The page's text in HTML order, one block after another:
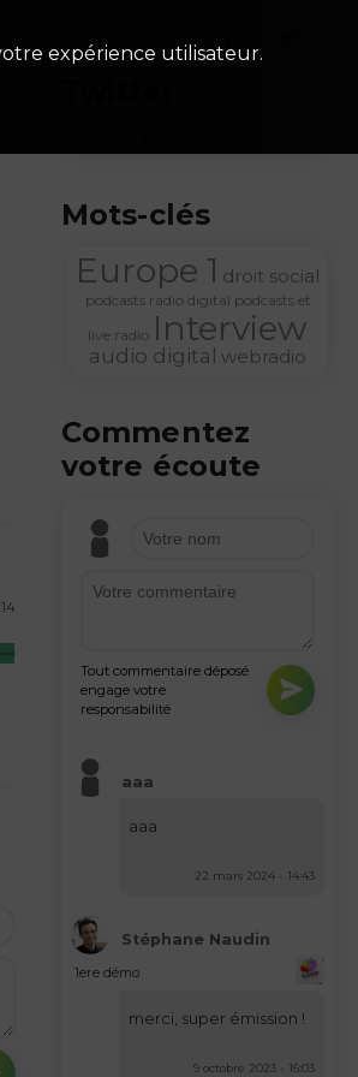
Mots-clés
Europe 1 droit social
podcasts radio digital podcasts et
live radio Interview
audio digital webradio
Commentez
votre écoute
Tout commentaire déposé
engage votre
responsabilité
aaa
aaa
22 mars 2024 - 14:43
Stéphane Naudin
1ere démo
merci, super émission !
9 octobre 2023 - 16:03
expérience utilisateur.